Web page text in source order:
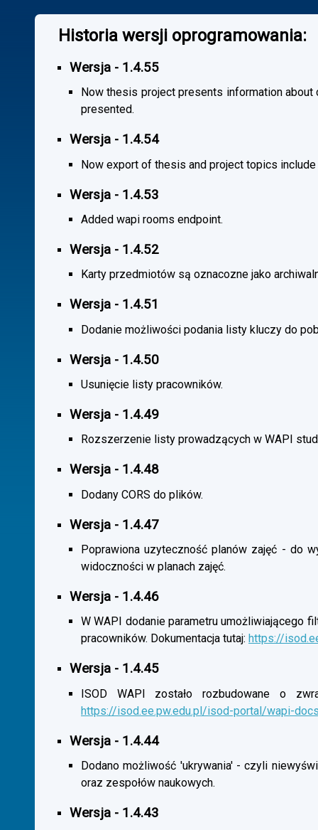
Historia wersji oprogramowania:
Wersja - 1.4.55
Now thesis project presents information
presented.
Wersja - 1.4.54
Now export of thesis and project topics
Wersja - 1.4.53
Added wapi rooms endpoint.
Wersja - 1.4.52
Karty przedmiotów są oznacozne jako
Wersja - 1.4.51
Dodanie możliwości podania listy kluczy do
Wersja - 1.4.50
Usunięcie listy pracowników.
Wersja - 1.4.49
Rozszerzenie listy prowadzących w WAPI
Wersja - 1.4.48
Dodany CORS do plików.
Wersja - 1.4.47
Poprawiona uzyteczność planów zajęć - do
widoczności w planach zajęć.
Wersja - 1.4.46
W WAPI dodanie parametru umożliwiającego
pracowników. Dokumentacja tutaj: https://
Wersja - 1.4.45
ISOD WAPI zostało rozbudowane o
https://isod.ee.pw.edu.pl/isod-portal/wapi-
Wersja - 1.4.44
Dodano możliwość 'ukrywania' - czyli
oraz zespołów naukowych.
Wersja - 1.4.43